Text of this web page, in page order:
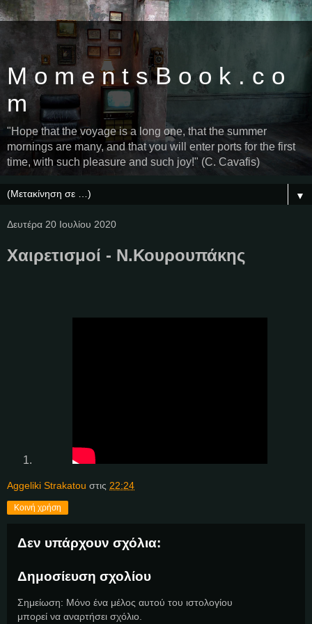
M o m e n t s B o o k . c o
m
"Hope that the voyage is a long one, that the summer
mornings are many, and that you will enter ports for the first
time, with such pleasure and such joy!" (C. Cavafis)
▼
Δευτέρα 20 Ιουλίου 2020
Χαιρετισμοί - Ν.Κουρουπάκης
Aggeliki Strakatou στις 22:24
Κοινή χρήση
Δεν υπάρχουν σχόλια:
Δημοσίευση σχολίου
Σημείωση: Μόνο ένα μέλος αυτού του ιστολογίου
μπορεί να αναρτήσει σχόλιο.